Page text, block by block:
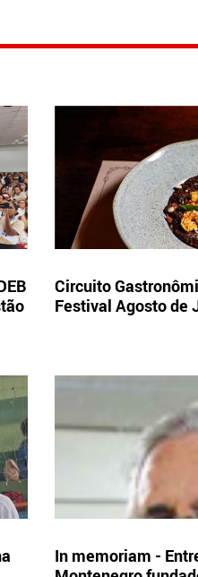
Circuito
Festival Agosto de
In memoriam -